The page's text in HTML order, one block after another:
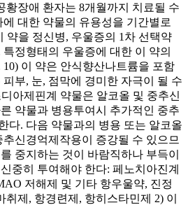
황장애 환자는 8개월까지 치료될 수
대한 약물의 유용성을 기간별로
약을 정신병, 우울증의 1차 선택약
정형태의 우울증에 대한 이 약의
이 약은 안식향산나트륨을 포함
부, 눈, 점막에 경미한 자극이 될 수
아제핀계 약물은 알코올 및 중추신
약물과 병용투여시 추가적인 중추
다. 다음 약물과의 병용 또는 알코올
신경억제작용이 증강될 수 있으므
중지하는 것이 바람직하나 부득이
중히 투여해야 한다: 페노치아진계
저해제 및 기타 항우울약, 진정
제, 항경련제, 항히스타민제 2) 이